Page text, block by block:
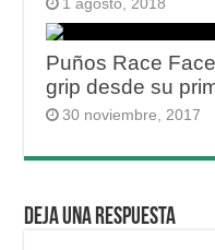
1 agosto, 2018
Puños Race
grip desde su
30 noviembre, 2017
Deja una respuesta